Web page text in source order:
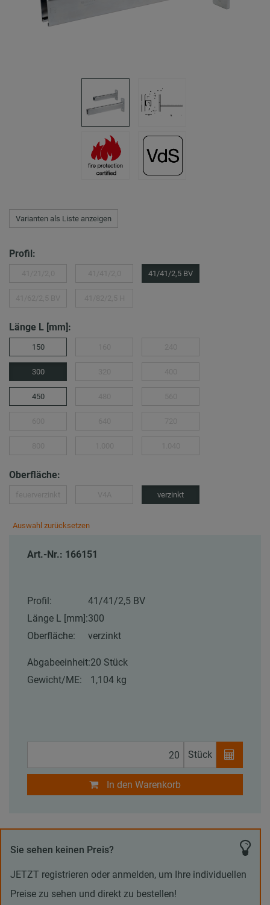
Varianten als Liste anzeigen
Profil:
41/41/2,5 BV
Länge L [mm]:
150
300
450
Oberfläche:
verzinkt
Auswahl zurücksetzen
Art.-Nr.: 166151
Profil:
41/41/2,5 BV
Länge L [mm]:300
Oberfläche:
verzinkt
Abgabeeinheit:20 Stück
Gewicht/ME:
1,104 kg
Stück
In den Warenkorb
Sie sehen keinen Preis?
JETZT registrieren oder anmelden, um Ihre individuellen
Preise zu sehen und direkt zu bestellen!